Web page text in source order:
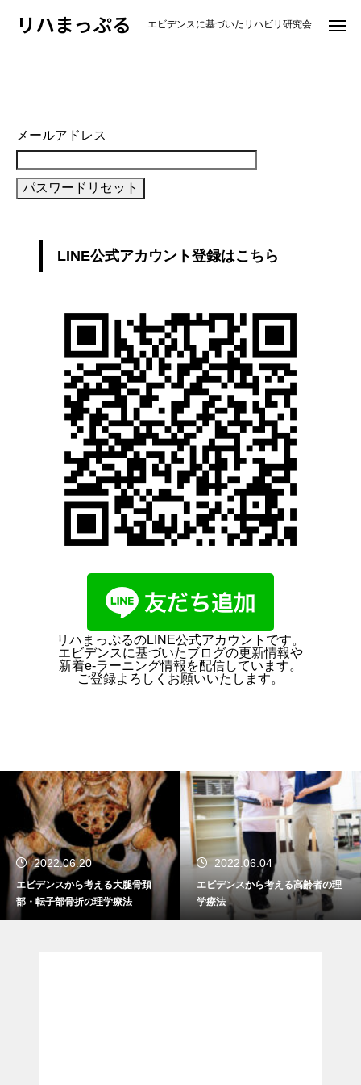
リハまっぷる エビデンスに基づいたリハビリ研究会
メールアドレス
LINE公式アカウント登録はこちら
リハまっぷるのLINE公式アカウントです。
エビデンスに基づいたブログの更新情報や
新着e-ラーニング情報を配信しています。
ご登録よろしくお願いいたします。
2022.06.20
エビデンスから考える大腿骨頚
部・転子部骨折の理学療法
2022.06.04
エビデンスから考える高齢者の理
学療法